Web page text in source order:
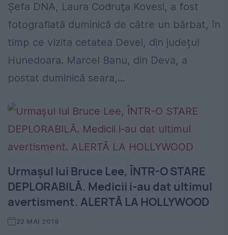
Şefa DNA, Laura Codruţa Kovesi, a fost
fotografiată duminică de către un bărbat, în
timp ce vizita cetatea Devei, din județul
Hunedoara. Marcel Banu, din Deva, a
postat duminică seara,...
Urmaşul lui Bruce Lee, ÎNTR-O STARE
DEPLORABILĂ. Medicii i-au dat ultimul
avertisment. ALERTĂ LA HOLLYWOOD
22 MAI 2018